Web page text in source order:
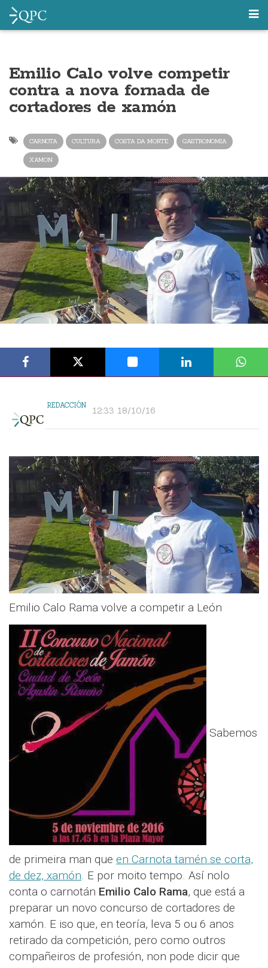
Emilio Calo volve competir
contra a nova fornada de
cortadores de xamón
CARNOTA CULTURA COSTA DA MORTE GASTRONOMIA
XAMON
REDACCIÓN 12:33 18/10/16
Emilio Calo Rama volve a competir a León
Sabemos
de primeira man que en Carnota tamén se corta,
de dez, xamón. E por moito tempo. Así nolo
conta o carnotán Emilio Calo Rama, que está a
preparar un novo concurso de cortadores de
xamón. E iso que, en teoría, leva 5 ou 6 anos
retirado da competición, pero como outros
compañeiros de profesión, non pode dicir que